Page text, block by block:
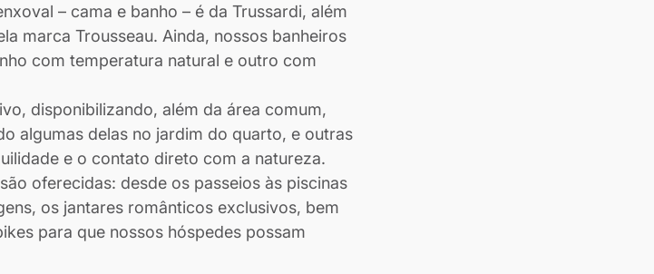
– cama e banho – é da Trussardi, além
marca Trousseau. Ainda, nossos banheiros
com temperatura natural e outro com
disponibilizando, além da área comum,
algumas delas no jardim do quarto, e outras
e o contato direto com a natureza.
oferecidas: desde os passeios às piscinas
os jantares românticos exclusivos, bem
para que nossos hóspedes possam